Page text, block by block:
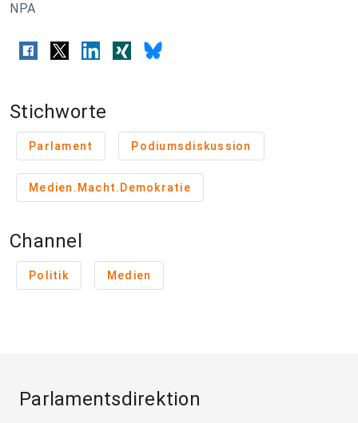
NPA
Stichworte
Parlament Podiumsdiskussion
Medien.Macht.Demokratie
Channel
Politik Medien
Parlamentsdirektion